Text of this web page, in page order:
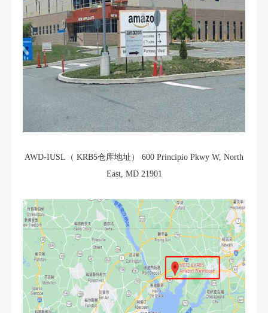
AWD-IUSL（ KRB5仓库地址） 600 Principio Pkwy W, North
East, MD 21901